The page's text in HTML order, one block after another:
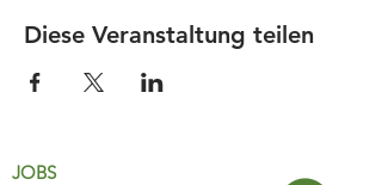
Diese Veranstaltung teilen
JOBS